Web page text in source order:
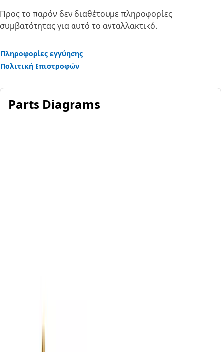
Προς το παρόν δεν διαθέτουμε πληροφορίες
συμβατότητας για αυτό το ανταλλακτικό.
Πληροφορίες εγγύησης
Πολιτική Επιστροφών
Parts Diagrams